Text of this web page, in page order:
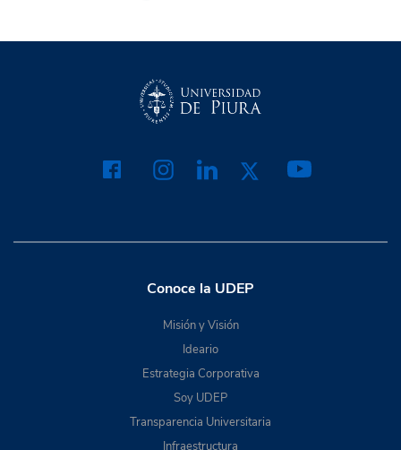
Conoce la UDEP
Misión y Visión
Ideario
Estrategia Corporativa
Soy UDEP
Transparencia Universitaria
Infraestructura